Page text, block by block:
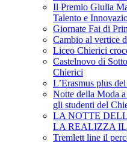
Il Premio Giulia
Talento e
Giornate Fai di
Cambio al vertice
Liceo Chierici
Castelnovo di
Chierici
L’Erasmus plus
Notte della Moda
gli studenti del
LA NOTTE
LA REALIZZA
Tremlett line il